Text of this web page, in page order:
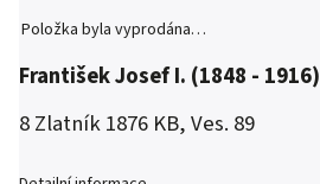
Položka byla vyprodána…
František Josef I. (1848 - 1916)
8 Zlatník 1876 KB, Ves. 89